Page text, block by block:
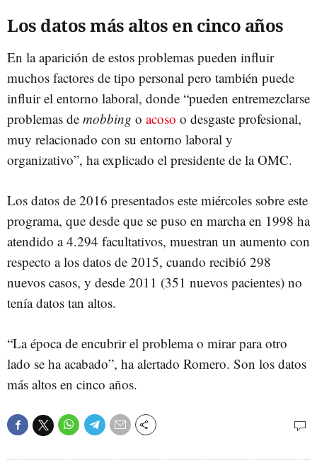
Los datos más altos en cinco años
En la aparición de estos problemas pueden influir
muchos factores de tipo personal pero también puede
influir el entorno laboral, donde “pueden entremezclarse
problemas de mobbing o acoso o desgaste profesional,
muy relacionado con su entorno laboral y
organizativo”, ha explicado el presidente de la OMC.
Los datos de 2016 presentados este miércoles sobre este
programa, que desde que se puso en marcha en 1998 ha
atendido a 4.294 facultativos, muestran un aumento con
respecto a los datos de 2015, cuando recibió 298
nuevos casos, y desde 2011 (351 nuevos pacientes) no
tenía datos tan altos.
“La época de encubrir el problema o mirar para otro
lado se ha acabado”, ha alertado Romero. Son los datos
más altos en cinco años.